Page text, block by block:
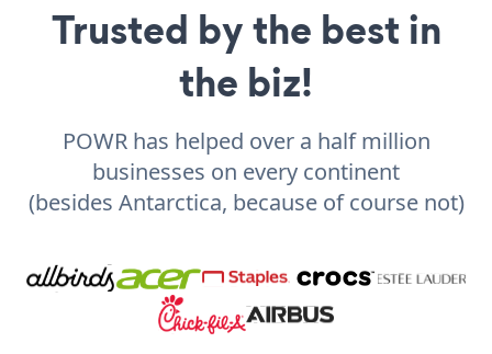
Trusted by the best in
the biz!
POWR has helped over a half million
businesses on every continent
(besides Antarctica, because of course not)